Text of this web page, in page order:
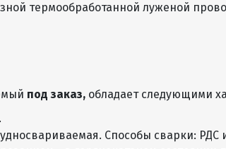
600 - 1250 Х
1,5
600 - 1500 Х
1420 - 6000
1,6
600 - 1500 Х
1420 - 6000
термообработанной луженой
под заказ, обладает следующими
Способы сварки: